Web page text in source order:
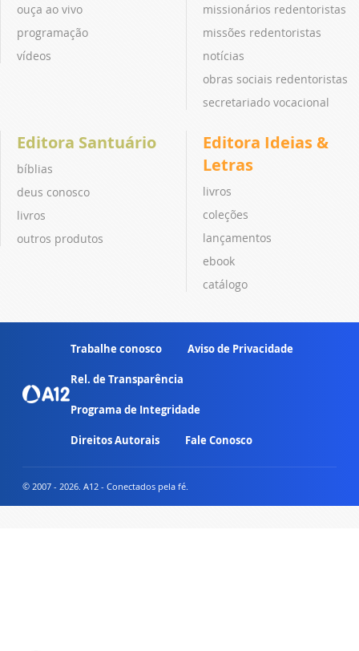
ouça ao vivo
programação
vídeos
missionários redentoristas
missões redentoristas
notícias
obras sociais redentoristas
secretariado vocacional
Editora Santuário
bíblias
deus conosco
livros
outros produtos
Editora Ideias &
Letras
livros
coleções
lançamentos
ebook
catálogo
Trabalhe conosco Aviso de Privacidade
Rel. de Transparência
Programa de Integridade
Direitos Autorais Fale Conosco
© 2007 - 2026. A12 - Conectados pela fé.